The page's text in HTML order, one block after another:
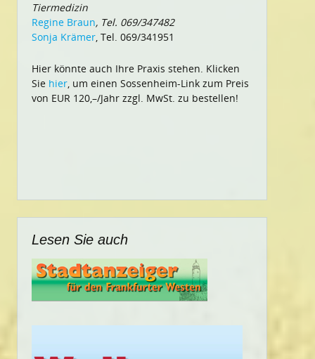
Tiermedizin
Regine Braun, Tel. 069/347482
Sonja Krämer, Tel. 069/341951
Hier könnte auch Ihre Praxis stehen. Klicken
Sie hier, um einen Sossenheim-Link zum Preis
von EUR 120,–/Jahr zzgl. MwSt. zu bestellen!
Lesen Sie auch